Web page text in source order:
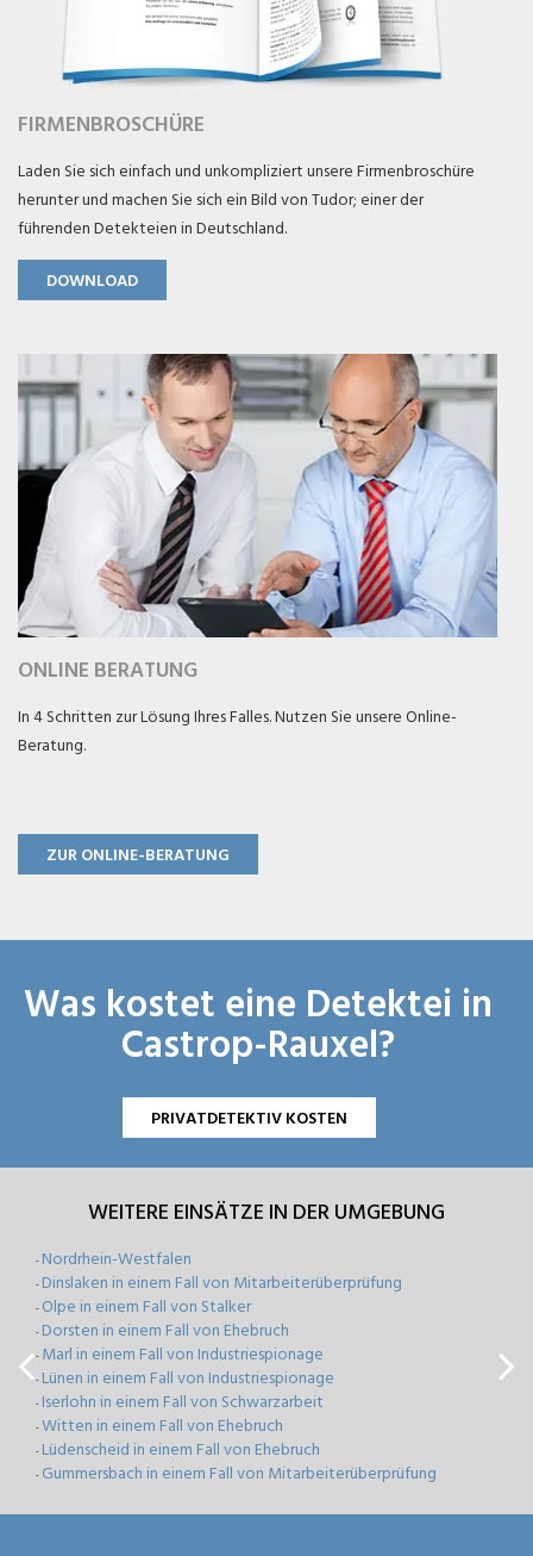
FIRMENBROSCHÜRE
Laden Sie sich einfach und unkompliziert unsere Firmenbroschüre
herunter und machen Sie sich ein Bild von Tudor; einer der
führenden Detekteien in Deutschland.
DOWNLOAD
ONLINE BERATUNG
In 4 Schritten zur Lösung Ihres Falles. Nutzen Sie unsere Online-
Beratung.
ZUR ONLINE-BERATUNG
Was kostet eine Detektei in
Castrop-Rauxel?
PRIVATDETEKTIV KOSTEN
WEITERE EINSÄTZE IN DER UMGEBUNG
- Nordrhein-Westfalen
- Dinslaken in einem Fall von Mitarbeiterüberprüfung
- Olpe in einem Fall von Stalker
- Dorsten in einem Fall von Ehebruch
- Marl in einem Fall von Industriespionage
- Lünen in einem Fall von Industriespionage
- Iserlohn in einem Fall von Schwarzarbeit
-Witten in einem Fall von Ehebruch
- Lüdenscheid in einem Fall von Ehebruch
- Gummersbach in einem Fall von Mitarbeiterüberprüfung